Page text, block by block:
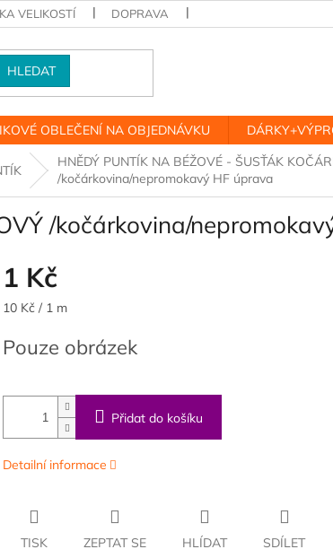
VELIKOSTÍ DOPRAVA
HLEDAT
OBLEČENÍ NA OBJEDNÁVKU
HNĚDÝ PUNTÍK NA BÉŽOVÉ - ŠUSŤÁK
/kočárkovina/nepromokavý HF úprava
/kočárkovina/
1 Kč
Měrná
10 Kč / 1 m
Pouze obrázek
Přidat do košíku
Detailní informace
TISK ZEPTAT SE HLÍDAT SDÍLET